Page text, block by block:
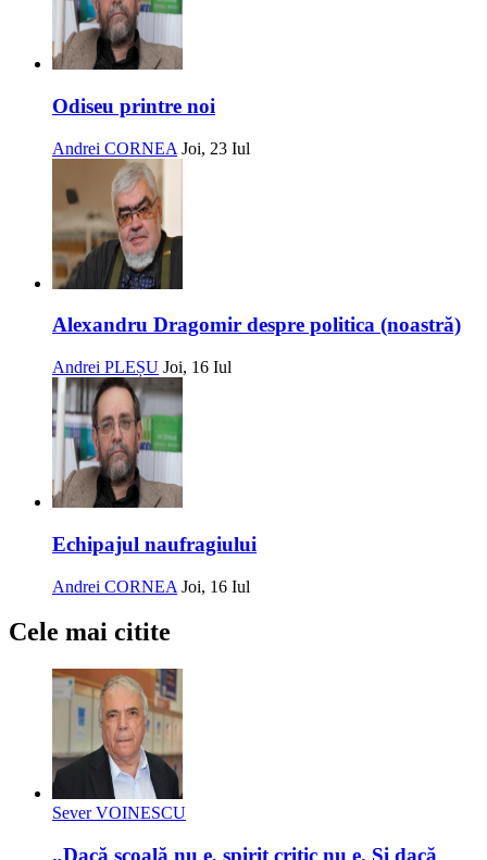
Odiseu printre noi
Andrei CORNEA Joi, 23 Iul
Alexandru Dragomir despre politica (noastră)
Andrei PLEȘU Joi, 16 Iul
Echipajul naufragiului
Andrei CORNEA Joi, 16 Iul
Cele mai citite
Sever VOINESCU
„Dacă școală nu e, spirit critic nu e. Și dacă